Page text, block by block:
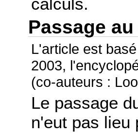
Passage
L'article est
2003,
(co-auteurs :
Le passage
n'eut pas lieu